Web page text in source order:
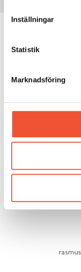
Inställningar
Statistik
Marknadsföring